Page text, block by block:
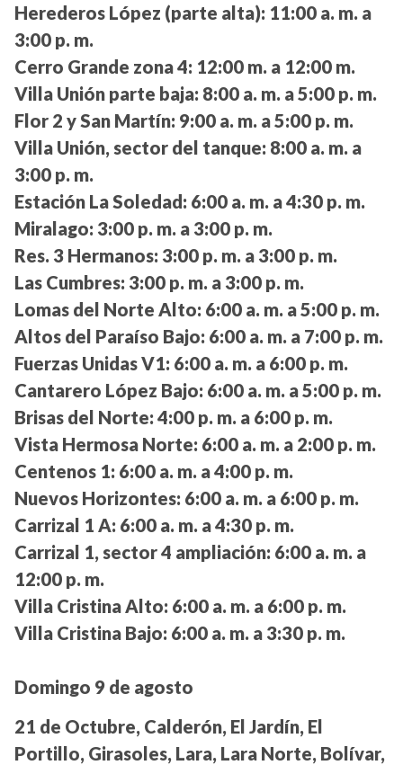
Herederos López (parte alta): 11:00 a. m. a
3:00 p. m.
Cerro Grande zona 4: 12:00 m. a 12:00 m.
Villa Unión parte baja: 8:00 a. m. a 5:00 p. m.
Flor 2 y San Martín: 9:00 a. m. a 5:00 p. m.
Villa Unión, sector del tanque: 8:00 a. m. a
3:00 p. m.
Estación La Soledad: 6:00 a. m. a 4:30 p. m.
Miralago: 3:00 p. m. a 3:00 p. m.
Res. 3 Hermanos: 3:00 p. m. a 3:00 p. m.
Las Cumbres: 3:00 p. m. a 3:00 p. m.
Lomas del Norte Alto: 6:00 a. m. a 5:00 p. m.
Altos del Paraíso Bajo: 6:00 a. m. a 7:00 p. m.
Fuerzas Unidas V1: 6:00 a. m. a 6:00 p. m.
Cantarero López Bajo: 6:00 a. m. a 5:00 p. m.
Brisas del Norte: 4:00 p. m. a 6:00 p. m.
Vista Hermosa Norte: 6:00 a. m. a 2:00 p. m.
Centenos 1: 6:00 a. m. a 4:00 p. m.
Nuevos Horizontes: 6:00 a. m. a 6:00 p. m.
Carrizal 1 A: 6:00 a. m. a 4:30 p. m.
Carrizal 1, sector 4 ampliación: 6:00 a. m. a
12:00 p. m.
Villa Cristina Alto: 6:00 a. m. a 6:00 p. m.
Villa Cristina Bajo: 6:00 a. m. a 3:30 p. m.
Domingo 9 de agosto
21 de Octubre, Calderón, El Jardín, El
Portillo, Girasoles, Lara, Lara Norte, Bolívar,